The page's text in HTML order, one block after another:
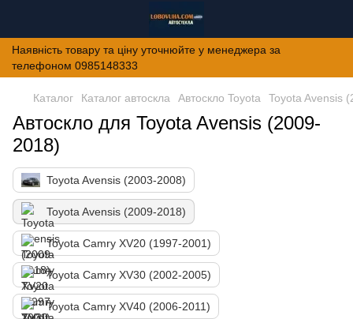
Наявність товару та ціну уточнюйте у менеджера за
телефоном 0985148333
Каталог Каталог автоскла Автоскло Toyota Toyota Avensis
Автоскло для Toyota Avensis (2009-
2018)
Toyota Avensis (2003-2008)
Toyota Avensis (2009-2018)
Toyota Camry XV20 (1997-2001)
Toyota Camry XV30 (2002-2005)
Toyota Camry XV40 (2006-2011)